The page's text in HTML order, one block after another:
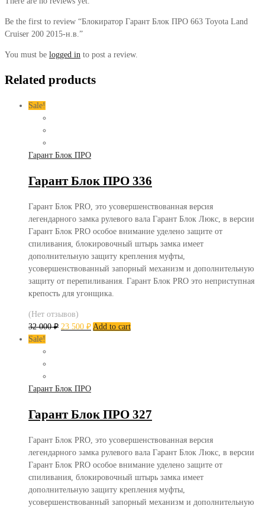
Be the first to review “Блокиратор Гарант Блок ПРО 663 Toyota Land
Cruiser 200 2015-н.в.”
You must be logged in to post a review.
Related products
Sale!
Гарант Блок ПРО
Гарант Блок ПРО 336
Гарант Блок PRO, это усовершенствованная версия
легендарного замка рулевого вала Гарант Блок Люкс, в версии
Гарант Блок PRO особое внимание уделено защите от
спиливания, блокировочный штырь замка имеет
дополнительную защиту крепления муфты,
усовершенствованный запорный механизм и дополнительную
защиту от перепиливания. Гарант Блок PRO это неприступная
крепость для угонщика.
(Нет отзывов)
32 000₽ 23 500 ₽ Add to cart
Sale!
Гарант Блок ПРО
Гарант Блок ПРО 327
Гарант Блок PRO, это усовершенствованная версия
легендарного замка рулевого вала Гарант Блок Люкс, в версии
Гарант Блок PRO особое внимание уделено защите от
спиливания, блокировочный штырь замка имеет
дополнительную защиту крепления муфты,
усовершенствованный запорный механизм и дополнительную